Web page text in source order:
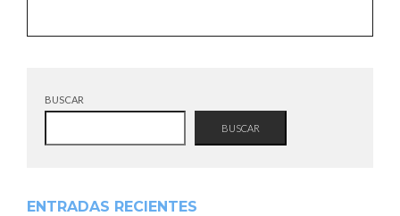
BUSCAR
BUSCAR
ENTRADAS RECIENTES